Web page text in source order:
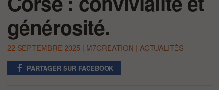
générosité.
22 SEPTEMBRE 2025 | M7CREATION | ACTUALITÉS
PARTAGER SUR FACEBOOK